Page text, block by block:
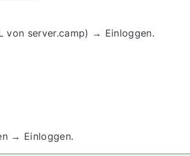
von server.camp) → Einloggen.
→ Einloggen.